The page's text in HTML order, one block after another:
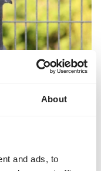
About
and ads, to